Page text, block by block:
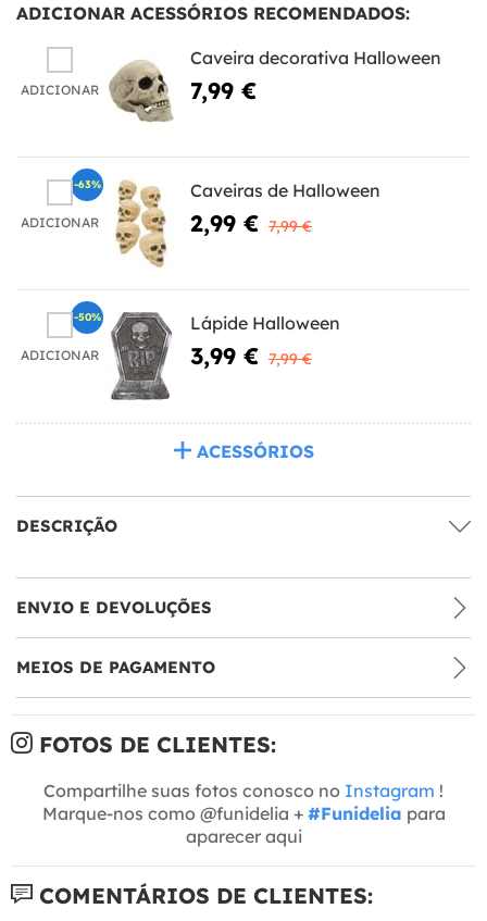
ADICIONAR ACESSÓRIOS RECOMENDADOS:
ADICIONAR
Caveira decorativa Halloween
7,99 €
ADICIONAR
Caveiras de Halloween
2,99 € 7,99 €
-63%
ADICIONAR
Lápide Halloween
3,99 € 7,99 €
-50%
ACESSÓRIOS
DESCRIÇÃO
ENVIO E DEVOLUÇÕES
MEIOS DE PAGAMENTO
FOTOS DE CLIENTES:
Compartilhe suas fotos conosco no Instagram !
Marque-nos como @funidelia + #Funidelia para
aparecer aqui
COMENTÁRIOS DE CLIENTES: